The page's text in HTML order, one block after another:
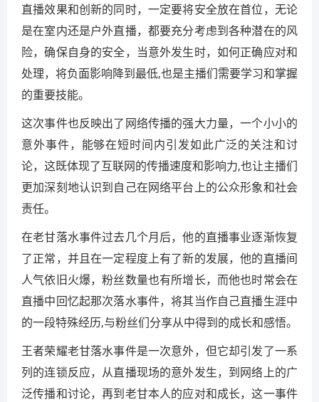
直播效果和创新的同时，一定要将安全放在首位，无论
是在室内还是户外直播，都要充分考虑到各种潜在的风
险，确保自身的安全，当意外发生时，如何正确应对和
处理，将负面影响降到最低,也是主播们需要学习和掌握
的重要技能。
这次事件也反映出了网络传播的强大力量，一个小小的
意外事件，能够在短时间内引发如此广泛的关注和讨
论，这既体现了互联网的传播速度和影响力,也让主播们
更加深刻地认识到自己在网络平台上的公众形象和社会
责任。
在老甘落水事件过去几个月后，他的直播事业逐渐恢复
了正常，并且在一定程度上有了新的发展，他的直播间
人气依旧火爆，粉丝数量也有所增长，而他也时常会在
直播中回忆起那次落水事件，将其当作自己直播生涯中
的一段特殊经历,与粉丝们分享从中得到的成长和感悟。
王者荣耀老甘落水事件是一次意外，但它却引发了一系
列的连锁反应，从直播现场的意外发生，到网络上的广
泛传播和讨论，再到老甘本人的应对和成长，这一事件